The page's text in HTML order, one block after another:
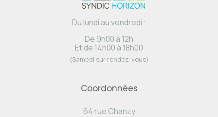
Du lundi au vendredi :
De 9h00 à 12h
Et de 14h00 à 18h00
(Samedi sur rendez-vous)
Coordonnées
64 rue Chanzy